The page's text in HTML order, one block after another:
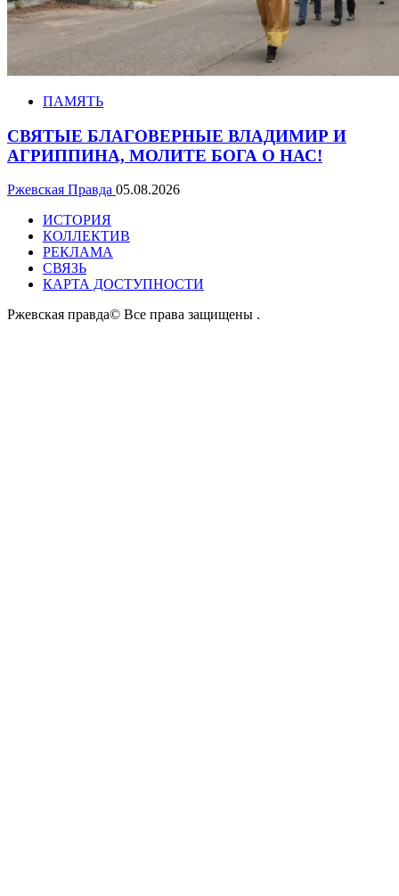
ПАМЯТЬ
СВЯТЫЕ БЛАГОВЕРНЫЕ ВЛАДИМИР И
АГРИППИНА, МОЛИТЕ БОГА О НАС!
Ржевская Правда 05.08.2026
ИСТОРИЯ
КОЛЛЕКТИВ
РЕКЛАМА
СВЯЗЬ
КАРТА ДОСТУПНОСТИ
Ржевская правда© Все права защищены .